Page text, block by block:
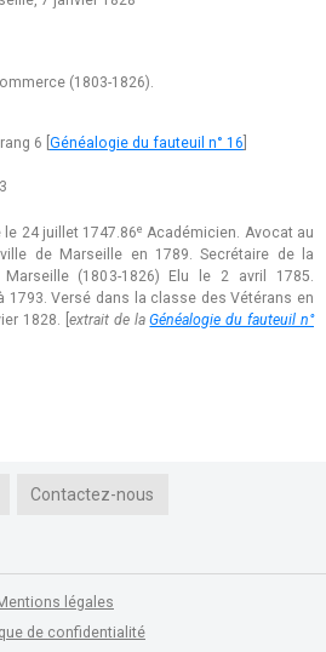
(1803-1826).
6 [ Généalogie du fauteuil n° 16
le 24 juillet 1747.86e Académicien. Avocat au
de Marseille en 1789. Secrétaire de la
(1803-1826) Elu le 2 avril 1785.
1793. Versé dans la classe des Vétérans en
1828. [ extrait de laGénéalogie du fauteuil n°
Contactez-nous
légales
de confidentialité